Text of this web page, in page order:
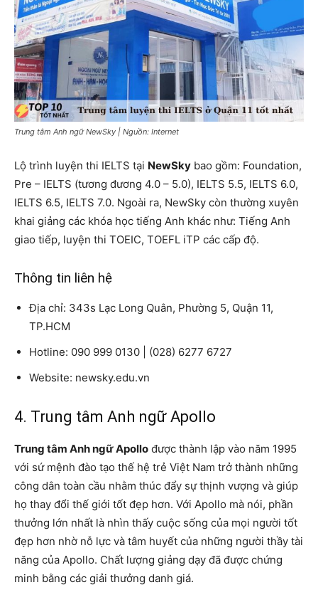
Trung tâm Anh ngữ NewSky | Nguồn: Internet
Lộ trình luyện thi IELTS tại NewSky bao gồm: Foundation,
Pre – IELTS (tương đương 4.0 – 5.0), IELTS 5.5, IELTS 6.0,
IELTS 6.5, IELTS 7.0. Ngoài ra, NewSky còn thường xuyên
khai giảng các khóa học tiếng Anh khác như: Tiếng Anh
giao tiếp, luyện thi TOEIC, TOEFL iTP các cấp độ.
Thông tin liên hệ
Địa chỉ: 343s Lạc Long Quân, Phường 5, Quận 11,
TP.HCM
Hotline: 090 999 0130 | (028) 6277 6727
Website: newsky.edu.vn
4. Trung tâm Anh ngữ Apollo
Trung tâm Anh ngữ Apollo được thành lập vào năm 1995
với sứ mệnh đào tạo thế hệ trẻ Việt Nam trở thành những
công dân toàn cầu nhằm thúc đẩy sự thịnh vượng và giúp
họ thay đổi thế giới tốt đẹp hơn. Với Apollo mà nói, phần
thưởng lớn nhất là nhìn thấy cuộc sống của mọi người tốt
đẹp hơn nhờ nỗ lực và tâm huyết của những người thầy tài
năng của Apollo. Chất lượng giảng dạy đã được chứng
minh bằng các giải thưởng danh giá.